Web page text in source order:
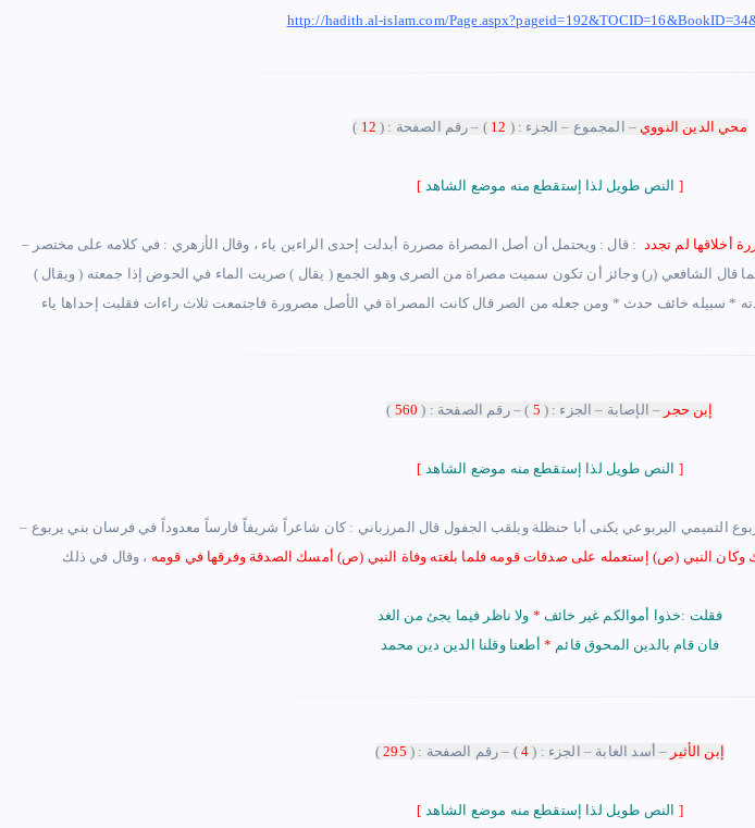
http://hadith.al-islam.com/
محي الدين النووي– المجموع – الجزء : ( 12 ) – رقم الصفحة : ( 12
)
[ ]
– أخلاقها لم تجدد : قال : ويحتمل أن أصل المصراة مصررة أبدلت إحدى الراءين ياء ، وقال الأزهري : في كلامه على مختصر
قال الشافعي (ر) وجائز أن تكون سميت مصراة من الصرى وهو الجمع ( يقال ) صريت الماء في الحوض إذا جمعته ( ويقال )
إبن حجر – الإصابة – الجزء : ( 5 ) – رقم الصفحة : ( 560
)
[ ]
– التميمي اليربوعي يكنى أبا حنظلة ويلقب الجفول قال المرزباني : كان شاعراً شريفاً فارساً معدوداً في فرسان بني يربوع
وكان النبي (ص) إستعمله على صدقات قومه فلما بلغته وفاة النبي (ص) أمسك الصدقة وفرقها في قومه
فقلت :خذوا أموالكم غير خائف * ولا ناظر فيما يجئ من الغد
فان قام بالدين المحوق قائم * أطعنا وقلنا الدين دين محمد
إبن الأثير – أسد الغابة – الجزء : ( 4) – رقم الصفحة : ( 295
)
[ ]